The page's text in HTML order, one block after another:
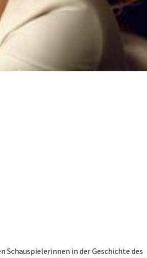
in der Geschichte des